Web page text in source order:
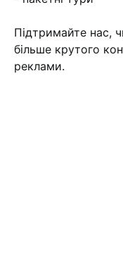
Підтримайте нас,
більше крутого
реклами.